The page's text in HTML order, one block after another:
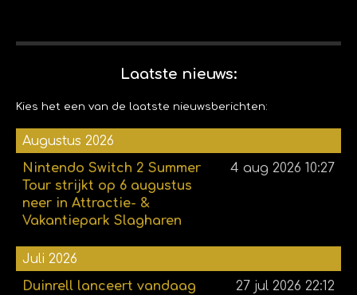
Laatste nieuws:
Kies het een van de laatste nieuwsberichten:
Augustus 2026
Nintendo Switch 2 Summer
Tour strijkt op 6 augustus
neer in Attractie- &
Vakantiepark Slagharen
4 aug 2026 10:27
Juli 2026
Duinrell lanceert vandaag
27 jul 2026 22:12